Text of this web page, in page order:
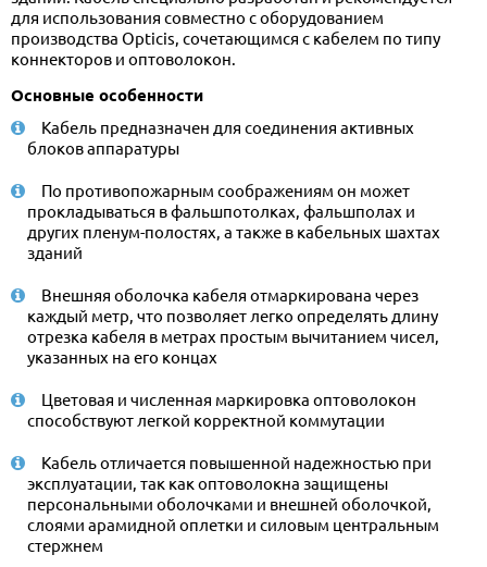
для использования совместно с оборудованием
производства Opticis, сочетающимся с кабелем по типу
коннекторов и оптоволокон.
Основные особенности
Кабель предназначен для соединения активных
блоков аппаратуры
По противопожарным соображениям он может
прокладываться в фальшпотолках, фальшполах и
других пленум-полостях, а также в кабельных шахтах
зданий
Внешняя оболочка кабеля отмаркирована через
каждый метр, что позволяет легко определять длину
отрезка кабеля в метрах простым вычитанием чисел,
указанных на его концах
Цветовая и численная маркировка оптоволокон
способствуют легкой корректной коммутации
Кабель отличается повышенной надежностью при
эксплуатации, так как оптоволокна защищены
персональными оболочками и внешней оболочкой,
слоями арамидной оплетки и силовым центральным
стержнем